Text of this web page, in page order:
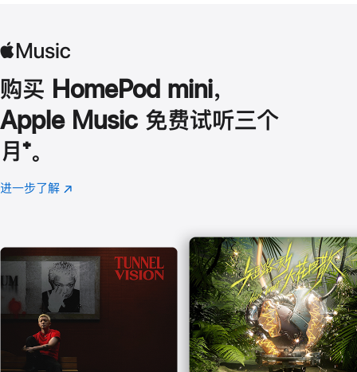
购买 HomePod mini，
Apple Music 免费试听三个
月 脚
注
⁺。
进一步了解 Apple
(在
口
中
打
开)